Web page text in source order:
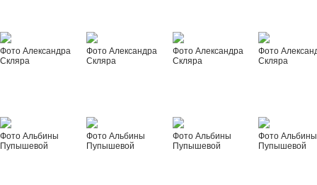
Фото Александра
Скляра
Фото Александра
Скляра
Фото Александра
Скляра
Фото
Скляра
Фото Альбины
Пупышевой
Фото Альбины
Пупышевой
Фото Альбины
Пупышевой
Фото Альбины
Пупышевой